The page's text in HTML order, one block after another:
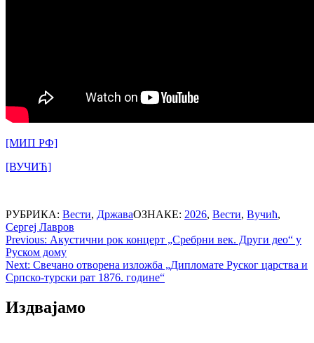
[МИП РФ]
[ВУЧИЋ]
РУБРИКА: Вести, ДржаваОЗНАКЕ: 2026, Вести, Вучић,
Сергеј Лавров
Post
navigation
Previous: Акустични рок концерт „Сребрни век. Други део“ у
Руском дому
Next: Свечано отворена изложба „Дипломате Руског царства и
Српско-турски рат 1876. године“
Издвајамо